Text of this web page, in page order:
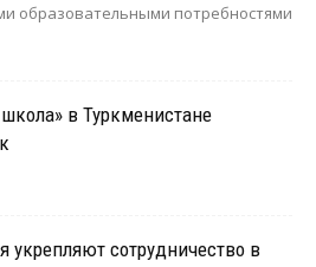
образовательными потребностями
в Туркменистане
укрепляют сотрудничество в